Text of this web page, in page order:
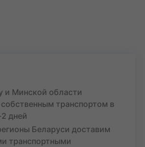
и Минской области
транспортом в
дней
Беларуси доставим
транспортными